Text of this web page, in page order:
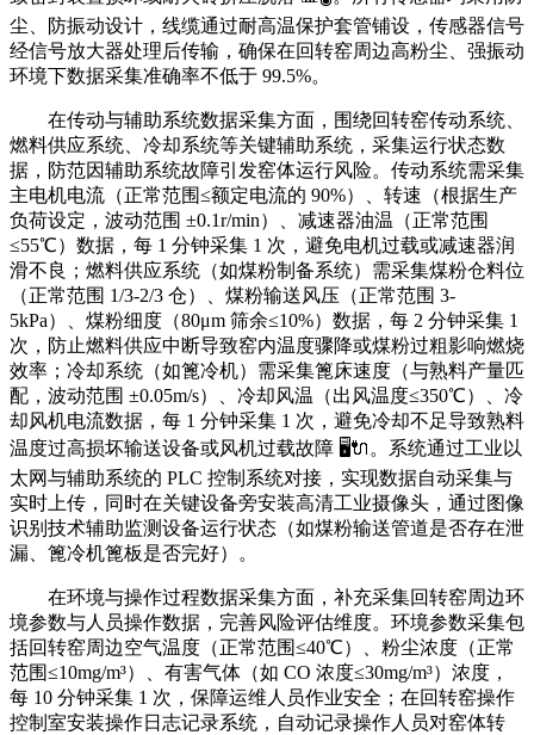
尘、防振动设计，线缆通过耐高温保护套管铺设，传感器信号
经信号放大器处理后传输，确保在回转窑周边高粉尘、强振动
环境下数据采集准确率不低于 99.5%。
在传动与辅助系统数据采集方面，围绕回转窑传动系统、
燃料供应系统、冷却系统等关键辅助系统，采集运行状态数
据，防范因辅助系统故障引发窑体运行风险。传动系统需采集
主电机电流（正常范围≤额定电流的 90%）、转速（根据生产
负荷设定，波动范围 ±0.1r/min）、减速器油温（正常范围
≤55℃）数据，每 1 分钟采集 1 次，避免电机过载或减速器润
滑不良；燃料供应系统（如煤粉制备系统）需采集煤粉仓料位
（正常范围 1/3-2/3 仓）、煤粉输送风压（正常范围 3-
5kPa）、煤粉细度（80μm 筛余≤10%）数据，每 2 分钟采集 1
次，防止燃料供应中断导致窑内温度骤降或煤粉过粗影响燃烧
效率；冷却系统（如篦冷机）需采集篦床速度（与熟料产量匹
配，波动范围 ±0.05m/s）、冷却风温（出风温度≤350℃）、冷
却风机电流数据，每 1 分钟采集 1 次，避免冷却不足导致熟料
温度过高损坏输送设备或风机过载故障 🖥️🔌。系统通过工业以
太网与辅助系统的 PLC 控制系统对接，实现数据自动采集与
实时上传，同时在关键设备旁安装高清工业摄像头，通过图像
识别技术辅助监测设备运行状态（如煤粉输送管道是否存在泄
漏、篦冷机篦板是否完好）。
在环境与操作过程数据采集方面，补充采集回转窑周边环
境参数与人员操作数据，完善风险评估维度。环境参数采集包
括回转窑周边空气温度（正常范围≤40℃）、粉尘浓度（正常
范围≤10mg/m³）、有害气体（如 CO 浓度≤30mg/m³）浓度，
每 10 分钟采集 1 次，保障运维人员作业安全；在回转窑操作
控制室安装操作日志记录系统，自动记录操作人员对窑体转